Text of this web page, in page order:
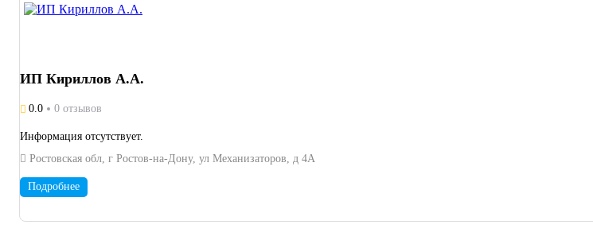
ИП Кириллов А.А.
0.0 0 отзывов
Информация отсутствует.
Ростовская обл, г Ростов-на-Дону, ул Механизаторов, д 4А
Подробнее